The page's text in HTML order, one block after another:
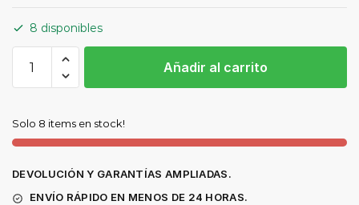
8 disponibles
RECOGIDA
Añadir al carrito
Solo 8 items en stock!
DEVOLUCIÓN Y GARANTÍAS AMPLIADAS.
ENVÍO RÁPIDO EN MENOS DE 24 HORAS.